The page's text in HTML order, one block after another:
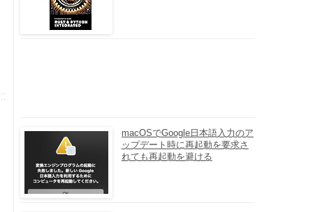
macOSでGoogle日本語入力のア
ップデート時に再起動を要求さ
れても再起動を避ける